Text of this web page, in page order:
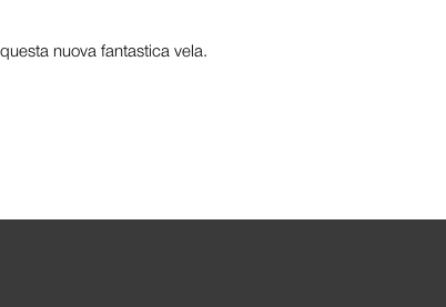
nuova fantastica vela.